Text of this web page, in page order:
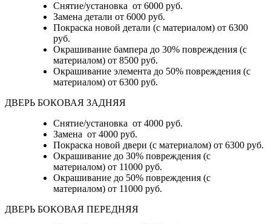
Снятие/установка от 6000 руб.
Замена детали от 6000 руб.
Покраска новой детали (с материалом) от 6300
руб.
Окрашивание бампера до 30% повреждения (с
материалом) от 8500 руб.
Окрашивание элемента до 50% повреждения (с
материалом) от 6300 руб.
ДВЕРЬ БОКОВАЯ ЗАДНЯЯ
Снятие/установка от 4000 руб.
Замена от 4000 руб.
Покраска новой двери (с материалом) от 6300 руб.
Окрашивание до 30% повреждения (с
материалом) от 11000 руб.
Окрашивание до 50% повреждения (с
материалом) от 11000 руб.
ДВЕРЬ БОКОВАЯ ПЕРЕДНЯЯ